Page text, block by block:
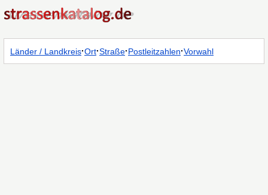
Länder / Landkreis·Ort·Straße·Postleitzahlen·Vorwahl